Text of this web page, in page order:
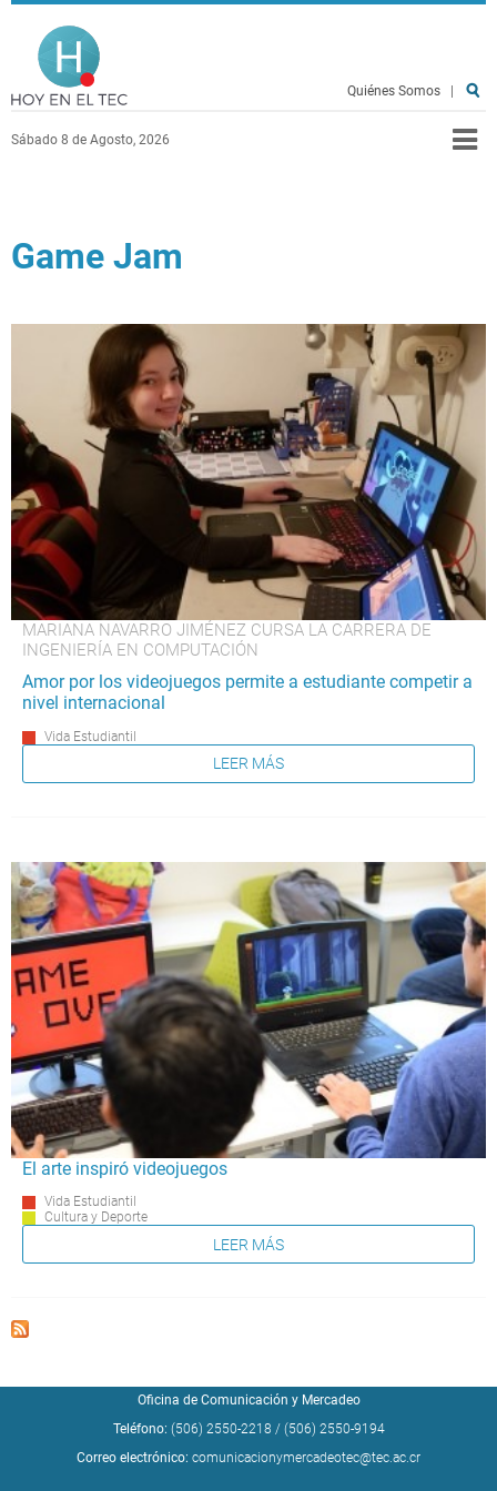
Pasar al contenido principal
Sábado 8 de Agosto, 2026
Quiénes Somos
Game Jam
MARIANA NAVARRO JIMÉNEZ CURSA LA CARRERA DE
INGENIERÍA EN COMPUTACIÓN
Amor por los videojuegos permite a estudiante competir a
nivel internacional
Vida Estudiantil
LEER MÁS
El arte inspiró videojuegos
Vida Estudiantil
Cultura y Deporte
LEER MÁS
Oficina de Comunicación y Mercadeo
Teléfono: (506) 2550-2218 / (506) 2550-9194
Correo electrónico: comunicacionymercadeotec@tec.ac.cr